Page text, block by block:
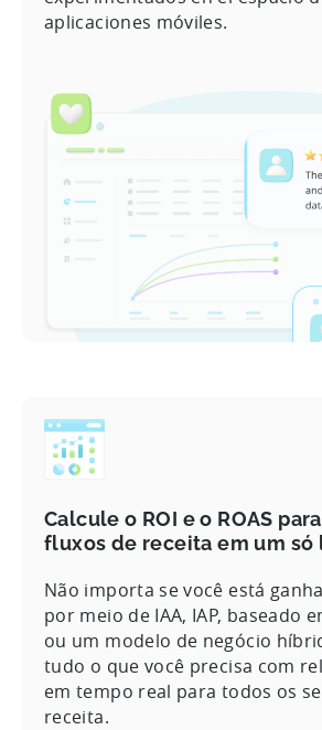
aplicaciones móviles.
Calcule o ROI e o ROAS
fluxos de receita em um só
Não importa se você está
por meio de IAA, IAP, baseado
ou um modelo de negócio
tudo o que você precisa com
em tempo real para todos os
receita.